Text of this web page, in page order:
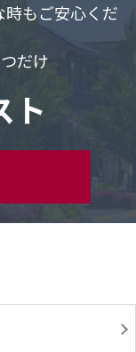
もご安心くだ
だけ
ト